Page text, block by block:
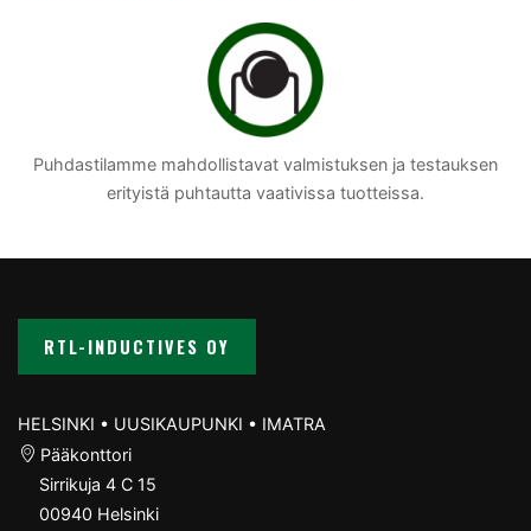
Puhdastilamme mahdollistavat valmistuksen ja testauksen
erityistä puhtautta vaativissa tuotteissa.
RTL-INDUCTIVES OY
HELSINKI • UUSIKAUPUNKI • IMATRA
Pääkonttori
Sirrikuja 4 C 15
00940 Helsinki